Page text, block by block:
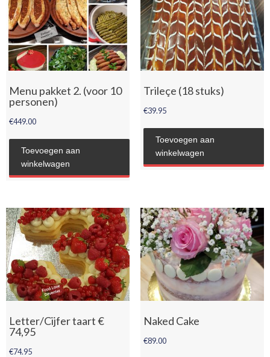
Menu pakket 2. (voor 10
personen)
€449.00
Toevoegen aan
winkelwagen
Trileçe (18 stuks)
€39.95
Toevoegen aan
winkelwagen
Letter/Cijfer taart €
74,95
€74.95
Naked Cake
€89.00